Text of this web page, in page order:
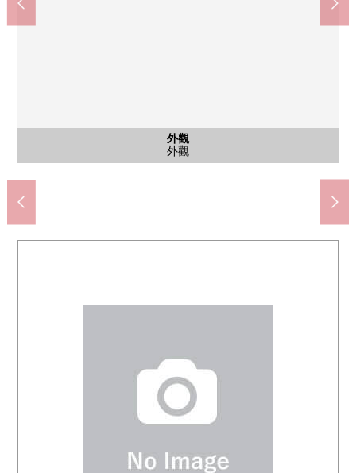
外觀
外觀
客廳
客廳
客廳
客廳
廚房
廚房
廚房
廚房
廚房
廚房
洗臉
洗臉
公共汽車
公共汽車
廁所
廁所
西式房間
西式房間(約6.0張塌塌米)
室內
西式房間(約6.0張塌塌米)
收納
收納(約6.0張塌塌米西式房間)
收納
收納(約6.0張塌塌米西式房間)
室內
西式房間(約5.0張塌塌米)
室內
西式房間(約5.0張塌塌米)
室內
西式房間(約6.0張塌塌米)
室內
西式房間(約6.0張塌塌米)
收納
收納(約6.0張塌塌米西式房間)
收納
收納(走廊部分)
門口
門口
陽台
陽台
風景
風景
共有部分
腳踏車停放處
停車場
停車場
共有部分
貯藏室
石山通站(札幌市電山鼻線)(約1800m)
步行23分鐘。
大的House特別(約1170m)
步行15分鐘。
鬆本清舞會山鼻子店(約1960m)
步行25分鐘。
Lawson札幌南32西10丁目商店(約150m)
步行2分鐘。
札幌南34條郵局(約410m)
步行6分鐘。
南32條岬公園(約100m)
步行2分鐘。
札幌市立南小學(約70m)
步行1分鐘。
札幌市立真駒內黎明中學(約2220m)
步行28分鐘。